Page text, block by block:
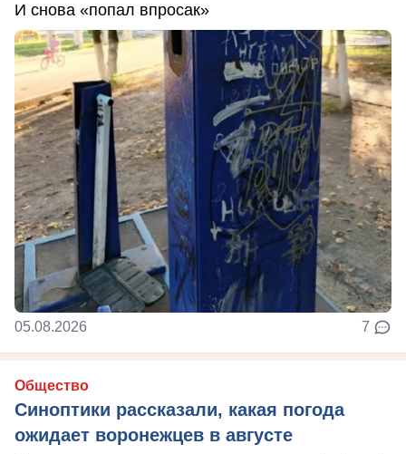
И снова «попал впросак»
05.08.2026 7
Общество
Синоптики рассказали, какая погода
ожидает воронежцев в августе